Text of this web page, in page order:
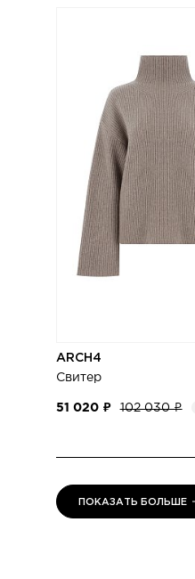
ARCH4
Свитер
51 020 ₽ 102 030 ₽
ПОКАЗАТЬ БОЛЬШЕ